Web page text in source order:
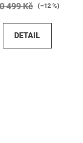
499 Kč (–12 %)
DETAIL